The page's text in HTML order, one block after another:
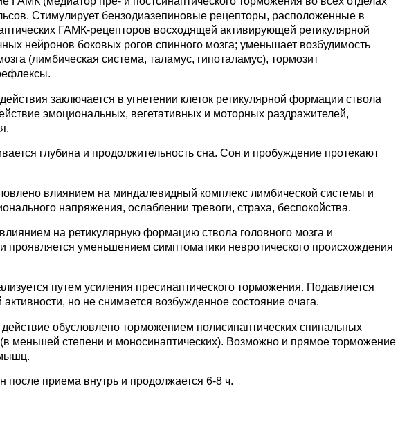
Стимулирует бензодиазепиновые рецепторы, расположенные в
ГАМК-рецепторов восходящей активирующей ретикулярной
нейронов боковых рогов спинного мозга; уменьшает возбудимость
(лимбическая система, таламус, гипоталамус), тормозит
заключается в угнетении клеток ретикулярной формации ствола
эмоциональных, вегетативных и моторных раздражителей,
глубина и продолжительность сна. Сон и пробуждение протекают
влиянием на миндалевидный комплекс лимбической системы и
напряжения, ослаблении тревоги, страха, беспокойства.
на ретикулярную формацию ствола головного мозга и
проявляется уменьшением симптоматики невротического происхождения
путем усиления пресинаптического торможения. Подавляется
но не снимается возбужденное состояние очага.
обусловлено торможением полисинаптических спинальных
меньшей степени и моносинаптических). Возможно и прямое торможение
после приема внутрь и продолжается 6-8 ч.